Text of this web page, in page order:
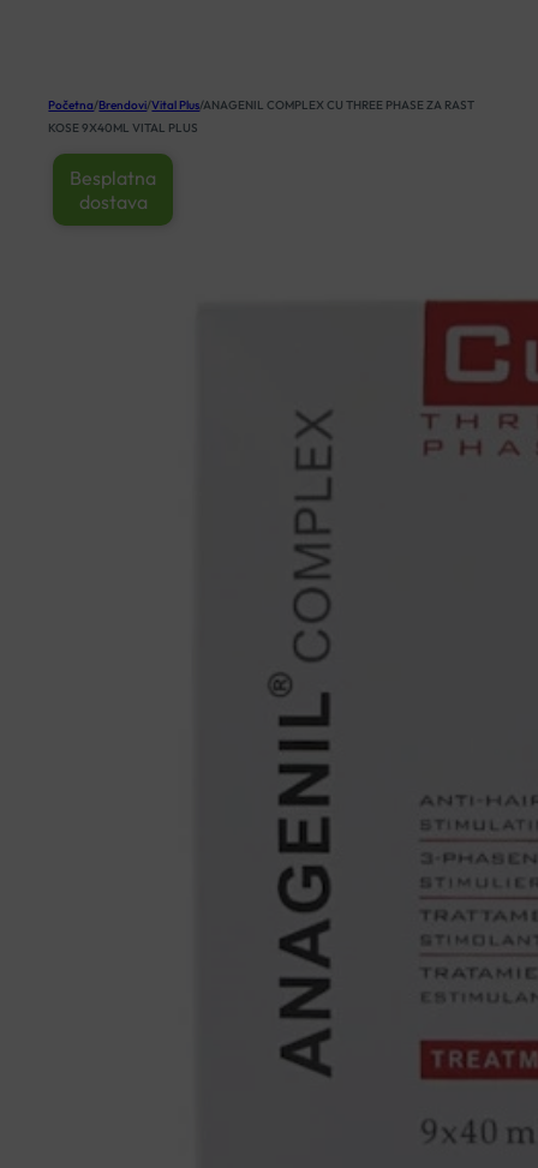
Početna/Brendovi/Vital Plus/ANAGENIL COMPLEX CU THREE PHASE ZA RAST
KOSE 9X40ML VITAL PLUS
Besplatna
dostava